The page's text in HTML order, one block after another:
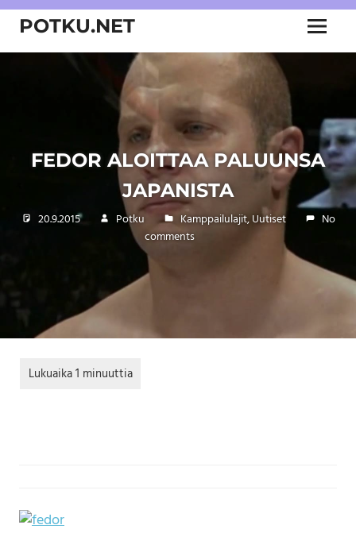
Skip
content
POTKU.NET
kamppailulajien
Menu
FEDOR ALOITTAA PALUUNSA
JAPANISTA
20.9.2015 Potku Kamppailulajit,Uutiset
No
comments